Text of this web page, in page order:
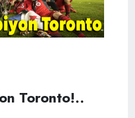
Toronto!..